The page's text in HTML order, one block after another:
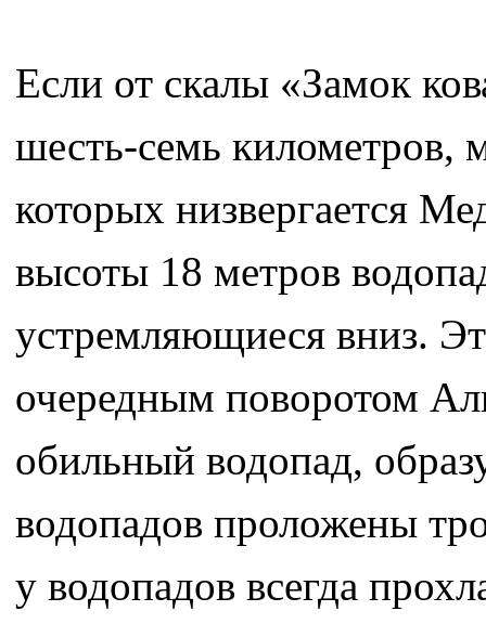
Если от скалы «Замок
шесть-семь километров,
которых низвергается
высоты 18 метров
устремляющиеся вниз.
очередным поворотом
обильный водопад,
водопадов проложены
у водопадов всегда